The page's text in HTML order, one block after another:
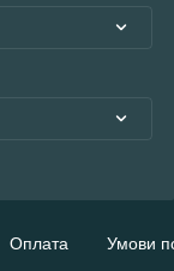
Оплата Умови